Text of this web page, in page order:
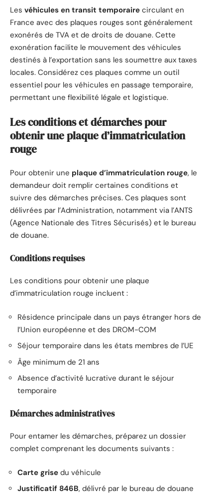
Les véhicules en transit temporaire circulant en
France avec des plaques rouges sont généralement
exonérés de TVA et de droits de douane. Cette
exonération facilite le mouvement des véhicules
destinés à l’exportation sans les soumettre aux taxes
locales. Considérez ces plaques comme un outil
essentiel pour les véhicules en passage temporaire,
permettant une flexibilité légale et logistique.
Les conditions et démarches pour
obtenir une plaque d’immatriculation
rouge
Pour obtenir une plaque d’immatriculation rouge, le
demandeur doit remplir certaines conditions et
suivre des démarches précises. Ces plaques sont
délivrées par l’Administration, notamment via l’ANTS
(Agence Nationale des Titres Sécurisés) et le bureau
de douane.
Conditions requises
Les conditions pour obtenir une plaque
d’immatriculation rouge incluent :
Résidence principale dans un pays étranger hors de
l’Union européenne et des DROM-COM
Séjour temporaire dans les états membres de l’UE
Âge minimum de 21 ans
Absence d’activité lucrative durant le séjour
temporaire
Démarches administratives
Pour entamer les démarches, préparez un dossier
complet comprenant les documents suivants :
Carte grise du véhicule
Justificatif 846B, délivré par le bureau de douane